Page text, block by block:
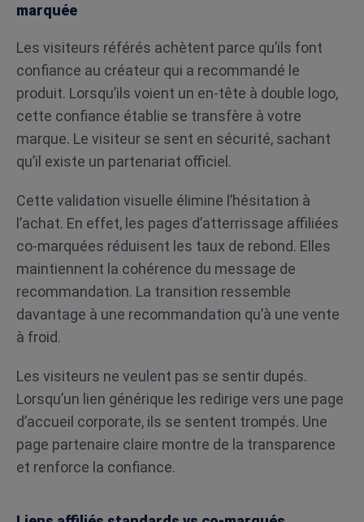
marquée
Les visiteurs référés achètent parce qu’ils font
confiance au créateur qui a recommandé le
produit. Lorsqu’ils voient un en-tête à double logo,
cette confiance établie se transfère à votre
marque. Le visiteur se sent en sécurité, sachant
qu’il existe un partenariat officiel.
Cette validation visuelle élimine l’hésitation à
l’achat. En effet, les pages d’atterrissage affiliées
co-marquées réduisent les taux de rebond. Elles
maintiennent la cohérence du message de
recommandation. La transition ressemble
davantage à une recommandation qu’à une vente
à froid.
Les visiteurs ne veulent pas se sentir dupés.
Lorsqu’un lien générique les redirige vers une page
d’accueil corporate, ils se sentent trompés. Une
page partenaire claire montre de la transparence
et renforce la confiance.